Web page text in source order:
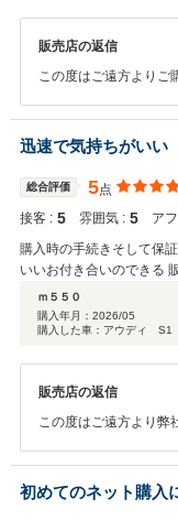
販売店の返信
この度はご遠方よりご
だけるよう、精一杯サ
付き合いの程、何卒宜
迅速で気持ちがいい
総合評価 5点
接客 : 5 雰囲気 : 5 ア
購入時の手続きそして保
いいお付き合いのできる
ｍ５５０
購入年月： 2026/05
購入した車：アウディ S1
販売店の返信
この度はご遠方より弊
何か御座いましたらい
りがとうございました
初めてのネット購入